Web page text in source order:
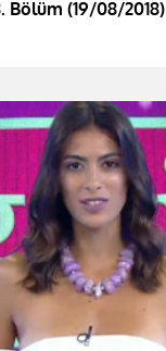
Bölüm (19/08/2018)